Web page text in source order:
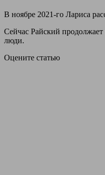
В ноябре 2021-го Лариса
Сейчас Райский продолжает
люди.
Оцените статью